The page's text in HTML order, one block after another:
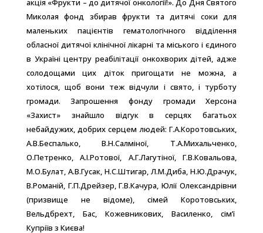
акція «Фрукти – до дитячої онкології!». До Дня Святого
Миколая фонд збирав фрукти та дитячі соки для
маленьких пацієнтів гематологічного відділення
обласної дитячої клінічної лікарні та міського і єдиного
в Україні центру реабілітації онкохворих дітей, адже
солодощами цих діток пригощати не можна, а
хотілося, щоб вони теж відчули і свято, і турботу
громади. Запрошення фонду громади Херсона
«Захист» знайшло відгук в серцях багатьох
небайдужих, добрих серцем людей: Г.А.Коротовських,
А.В.Беспалько, В.Н.Салміної, Т.А.Михальченко,
О.Петренко, А.І.Ротової, А.Г.Лагутіної, Г.В.Ковальова,
М.О.Булат, А.В.Гусак, Н.С.Штигар, Л.М.Диба, Н.Ю.Драчук,
В.Романій, Г.П.Дрейзер, Г.В.Качура, Юлії Олександрівни
(призвище не відоме), сімей Коротовських,
Вельдбрехт, Бас, Кожевникових, Василенко, сім’ї
Купріїв з Києва!